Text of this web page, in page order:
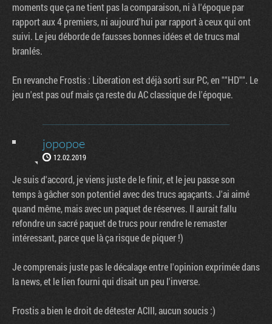
moments que ça ne tient pas la comparaison, ni à l'époque par
rapport aux 4 premiers, ni aujourd'hui par rapport à ceux qui ont
suivi. Le jeu déborde de fausses bonnes idées et de trucs mal
branlés.
En revanche Frostis : Liberation est déjà sorti sur PC, en ""HD"". Le
jeu n'est pas ouf mais ça reste du AC classique de l'époque.
jopopoe
12.02.2019
Je suis d'accord, je viens juste de le finir, et le jeu passe son
temps à gâcher son potentiel avec des trucs agaçants. J'ai aimé
quand même, mais avec un paquet de réserves. Il aurait fallu
refondre un sacré paquet de trucs pour rendre le remaster
intéressant, parce que là ça risque de piquer !)
Je comprenais juste pas le décalage entre l'opinion exprimée dans
la news, et le lien fourni qui disait un peu l'inverse.
Frostis a bien le droit de détester ACIII, aucun soucis :)